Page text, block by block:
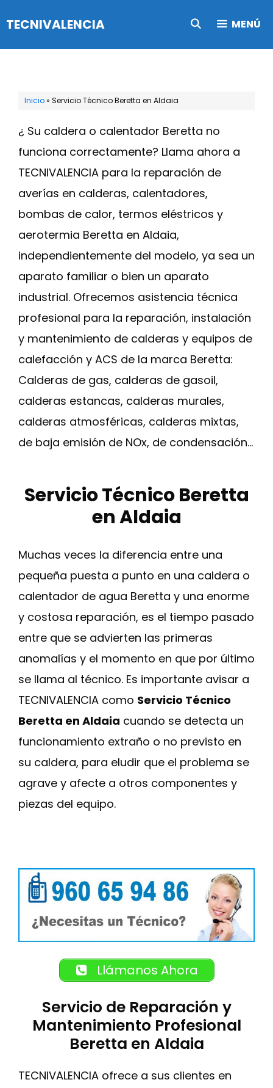
al
contenido
TECNIVALENCIA MENÚ
Inicio» Servicio Técnico Beretta en Aldaia
¿ Su caldera o calentador Beretta no
funciona correctamente? Llama ahora a
TECNIVALENCIA para la reparación de
averías en calderas, calentadores,
bombas de calor, termos eléstricos y
aerotermia Beretta en Aldaia,
independientemente del modelo, ya sea un
aparato familiar o bien un aparato
industrial. Ofrecemos asistencia técnica
profesional para la reparación, instalación
y mantenimiento de calderas y equipos de
calefacción y ACS de la marca Beretta:
Calderas de gas, calderas de gasoil,
calderas estancas, calderas murales,
calderas atmosféricas, calderas mixtas,
de baja emisión de NOx, de condensación…
Servicio Técnico Beretta
en Aldaia
Muchas veces la diferencia entre una
pequeña puesta a punto en una caldera o
calentador de agua Beretta y una enorme
y costosa reparación, es el tiempo pasado
entre que se advierten las primeras
anomalías y el momento en que por último
se llama al técnico. Es importante avisar a
TECNIVALENCIA como Servicio Técnico
Beretta en Aldaia cuando se detecta un
funcionamiento extraño o no previsto en
su caldera, para eludir que el problema se
agrave y afecte a otros componentes y
piezas del equipo.
Llámanos Ahora
Servicio de Reparación y
Mantenimiento Profesional
Beretta en Aldaia
TECNIVALENCIA ofrece a sus clientes en